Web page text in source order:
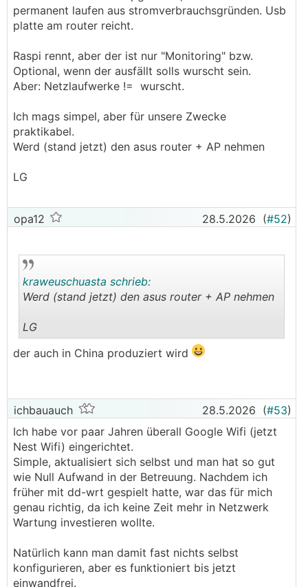
permanent laufen aus stromverbrauchsgründen. Usb
platte am router reicht.
Raspi rennt, aber der ist nur "Monitoring" bzw.
Optional, wenn der ausfällt solls wurscht sein.
Aber: Netzlaufwerke != wurscht.
Ich mags simpel, aber für unsere Zwecke
praktikabel.
Werd (stand jetzt) den asus router + AP nehmen
LG
opa12 28.5.2026 (#52)
..
kraweuschuasta schrieb:
Werd (stand jetzt) den asus router + AP nehmen
LG
der auch in China produziert wird
ichbauauch 28.5.2026 (#53)
Ich habe vor paar Jahren überall Google Wifi (jetzt
Nest Wifi) eingerichtet.
Simple, aktualisiert sich selbst und man hat so gut
wie Null Aufwand in der Betreuung. Nachdem ich
früher mit dd-wrt gespielt hatte, war das für mich
genau richtig, da ich keine Zeit mehr in Netzwerk
Wartung investieren wollte.
Natürlich kann man damit fast nichts selbst
konfigurieren, aber es funktioniert bis jetzt
einwandfrei.